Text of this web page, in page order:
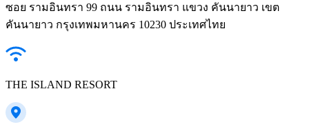
ซอย รามอินทรา 99 ถนน รามอินทรา แขวง คันนายาว เขต
คันนายาว กรุงเทพมหานคร 10230 ประเทศไทย
THE ISLAND RESORT